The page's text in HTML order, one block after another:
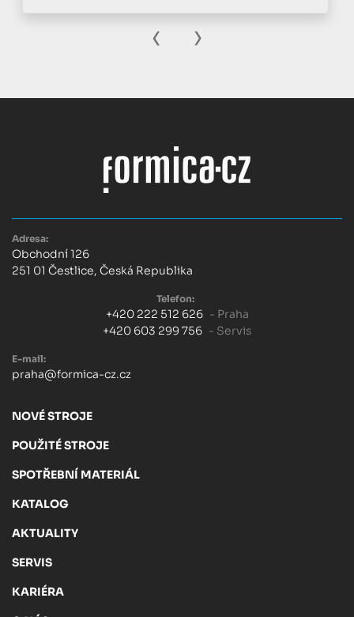
‹ ›
Adresa:
Obchodní 126
251 01 Čestlice, Česká Republika
Telefon:
+420 222 512 626 - Praha
+420 603 299 756 - Servis
E-mail:
praha@formica-cz.cz
NOVÉ STROJE
POUŽITÉ STROJE
SPOTŘEBNÍ MATERIÁL
KATALOG
AKTUALITY
SERVIS
KARIÉRA